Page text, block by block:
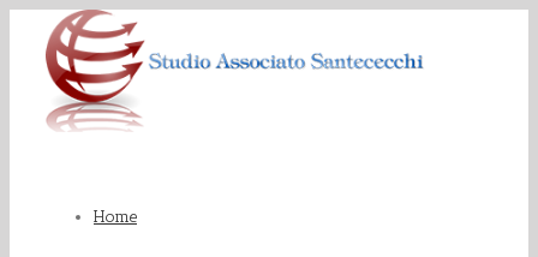
Home